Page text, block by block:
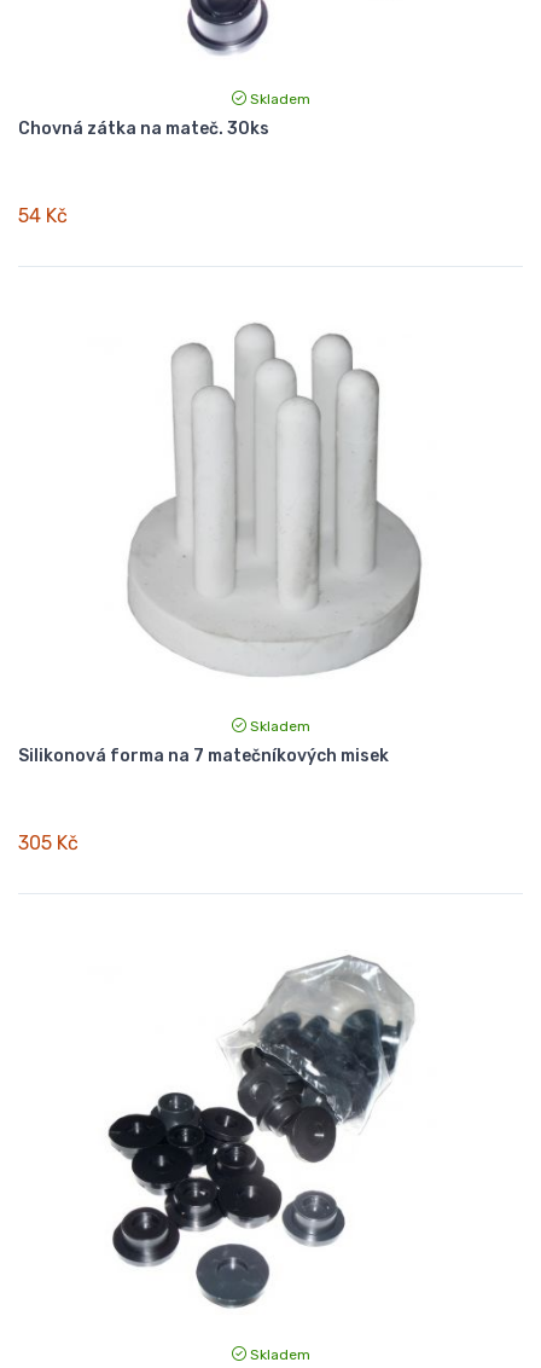
Skladem
Chovná zátka na mateč. 30ks
54 Kč
Skladem
Silikonová forma na 7 matečníkových misek
305 Kč
Skladem